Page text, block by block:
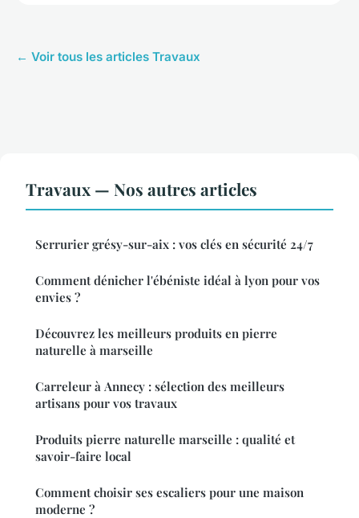
← Voir tous les articles Travaux
Travaux — Nos autres articles
Serrurier grésy-sur-aix : vos clés en sécurité 24/7
Comment dénicher l'ébéniste idéal à lyon pour vos
envies ?
Découvrez les meilleurs produits en pierre
naturelle à marseille
Carreleur à Annecy : sélection des meilleurs
artisans pour vos travaux
Produits pierre naturelle marseille : qualité et
savoir-faire local
Comment choisir ses escaliers pour une maison
moderne ?